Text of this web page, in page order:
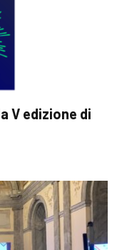
V edizione di